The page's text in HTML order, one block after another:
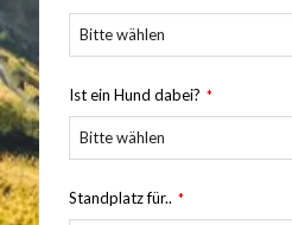
E
m
l
Ist ein Hund dabei? *
Standplatz für.. *